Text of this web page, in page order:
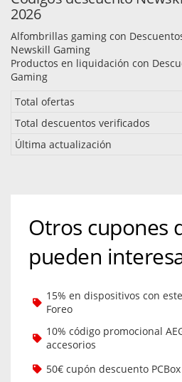
2026
Alfombrillas gaming con
Newskill Gaming
Productos en liquidación con
Gaming
Total ofertas
Total descuentos verificados
Última actualización
Otros cupones
pueden
15% en dispositivos con
Foreo
10% código promocional
accesorios
50€ cupón descuento PCBox